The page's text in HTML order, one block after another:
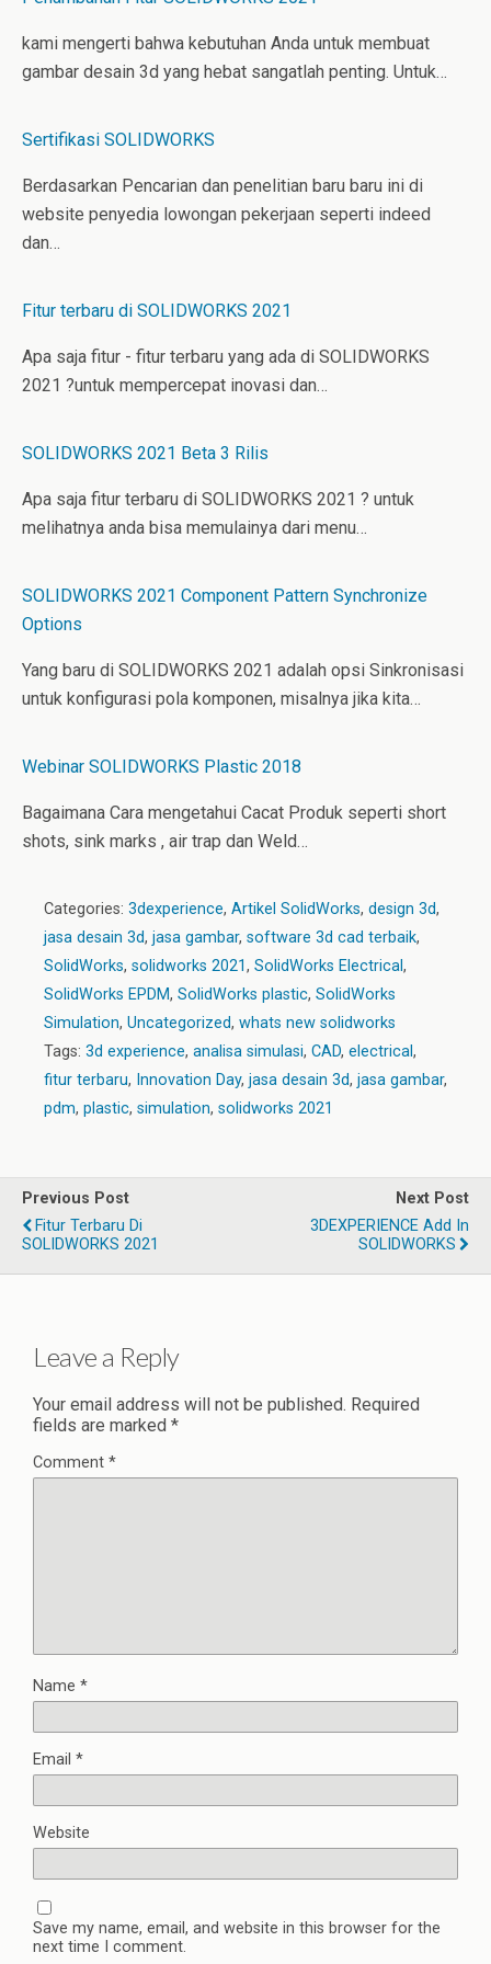
t
kami mengerti bahwa kebutuhan Anda untuk membuat
gambar desain 3d yang hebat sangatlah penting. Untuk…
Sertifikasi SOLIDWORKS
Berdasarkan Pencarian dan penelitian baru baru ini di
website penyedia lowongan pekerjaan seperti indeed
dan…
Fitur terbaru di SOLIDWORKS 2021
Apa saja fitur - fitur terbaru yang ada di SOLIDWORKS
2021 ?untuk mempercepat inovasi dan…
SOLIDWORKS 2021 Beta 3 Rilis
Apa saja fitur terbaru di SOLIDWORKS 2021 ? untuk
melihatnya anda bisa memulainya dari menu…
SOLIDWORKS 2021 Component Pattern Synchronize
Options
Yang baru di SOLIDWORKS 2021 adalah opsi Sinkronisasi
untuk konfigurasi pola komponen, misalnya jika kita…
Webinar SOLIDWORKS Plastic 2018
Bagaimana Cara mengetahui Cacat Produk seperti short
shots, sink marks , air trap dan Weld…
Categories: 3dexperience, Artikel SolidWorks, design 3d,
jasa desain 3d, jasa gambar, software 3d cad terbaik,
SolidWorks, solidworks 2021, SolidWorks Electrical,
SolidWorks EPDM, SolidWorks plastic, SolidWorks
Simulation, Uncategorized, whats new solidworks
Tags: 3d experience, analisa simulasi, CAD, electrical,
fitur terbaru, Innovation Day, jasa desain 3d, jasa gambar,
pdm, plastic, simulation, solidworks 2021
Previous Post
Fitur Terbaru Di
SOLIDWORKS 2021
Next Post
3DEXPERIENCE Add In
SOLIDWORKS
Leave a Reply
Your email address will not be published. Required
fields are marked *
Comment *
Name *
Email *
Website
Save my name, email, and website in this browser for the
next time I comment.